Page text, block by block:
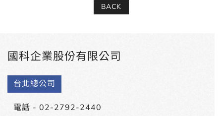
BACK
國科企業股份有限公司
台北總公司
電話 - 02-2792-2440